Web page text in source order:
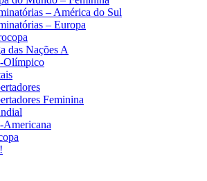
– América do Sul
– Europa
das Nações A
Olímpico
Feminina
Americana